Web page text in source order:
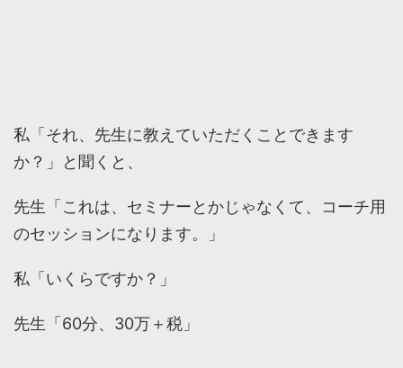
私「それ、先生に教えていただくことできます
か？」と聞くと、
先生「これは、セミナーとかじゃなくて、コーチ用
のセッションになります。」
私「いくらですか？」
先生「60分、30万＋税」